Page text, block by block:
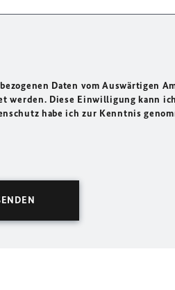
Daten vom Auswärtigen
werden. Diese Einwilligung kann
habe ich zur Kenntnis